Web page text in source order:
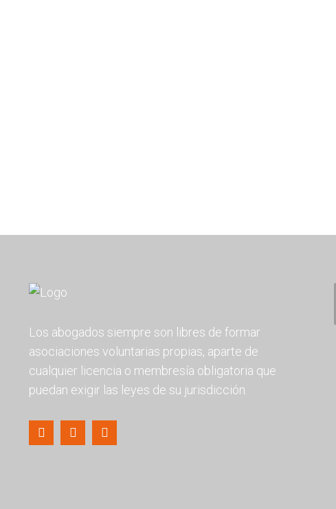
Los abogados siempre son libres de formar
asociaciones voluntarias propias, aparte de
cualquier licencia o membresía obligatoria que
puedan exigir las leyes de su jurisdicción.